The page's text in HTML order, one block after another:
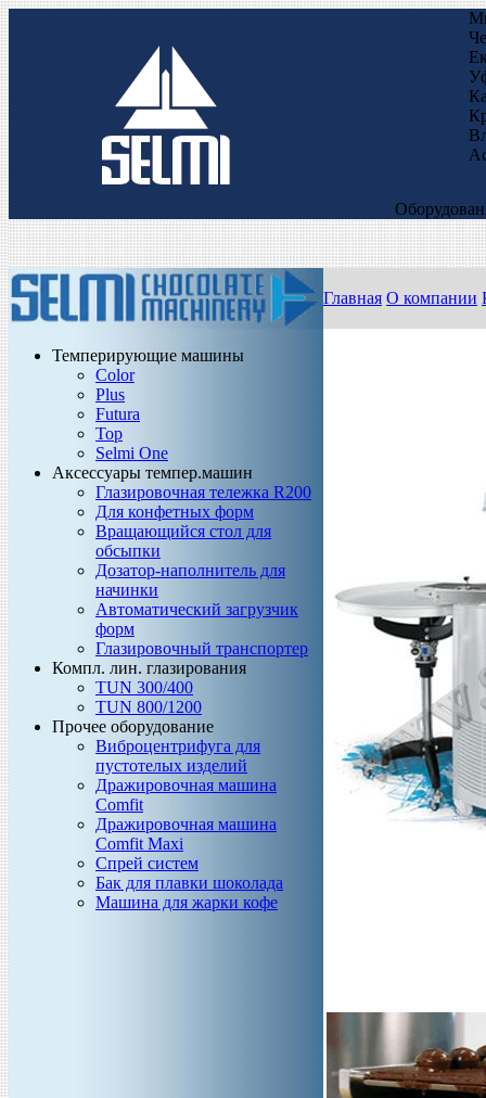
Главная О компании
Темперирующие машины
Color
Plus
Futura
Top
Selmi One
Аксессуары темпер.машин
Глазировочная тележка R200
Для конфетных форм
Вращающийся стол для
обсыпки
Дозатор-наполнитель для
начинки
Автоматический загрузчик
форм
Глазировочный транспортер
Компл. лин. глазирования
TUN 300/400
TUN 800/1200
Прочее оборудование
Виброцентрифуга для
пустотелых изделий
Дражировочная машина
Comfit
Дражировочная машина
Comfit Maxi
Спрей систем
Бак для плавки шоколада
Машина для жарки кофе